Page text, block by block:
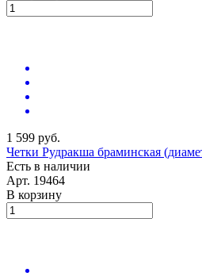
1 599 руб.
Четки Рудракша браминская
Есть в наличии
Арт. 19464
В корзину